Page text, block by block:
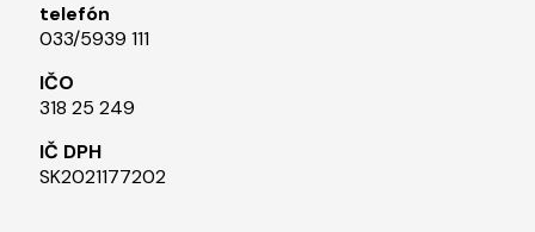
telefón
033/5939 111​
IČO
318 25 249
IČ DPH
SK2021177202​